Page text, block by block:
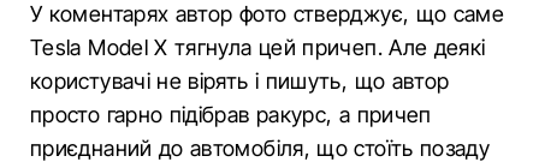
У коментарях автор фото стверджує, що саме
Tesla Model X тягнула цей причеп. Але деякі
користувачі не вірять і пишуть, що автор
просто гарно підібрав ракурс, а причеп
приєднаний до автомобіля, що стоїть позаду